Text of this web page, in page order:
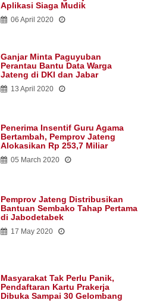
Aplikasi Siaga Mudik
06 April 2020
Ganjar Minta Paguyuban
Perantau Bantu Data Warga
Jateng di DKI dan Jabar
13 April 2020
Penerima Insentif Guru Agama
Bertambah, Pemprov Jateng
Alokasikan Rp 253,7 Miliar
05 March 2020
Pemprov Jateng Distribusikan
Bantuan Sembako Tahap Pertama
di Jabodetabek
17 May 2020
Masyarakat Tak Perlu Panik,
Pendaftaran Kartu Prakerja
Dibuka Sampai 30 Gelombang